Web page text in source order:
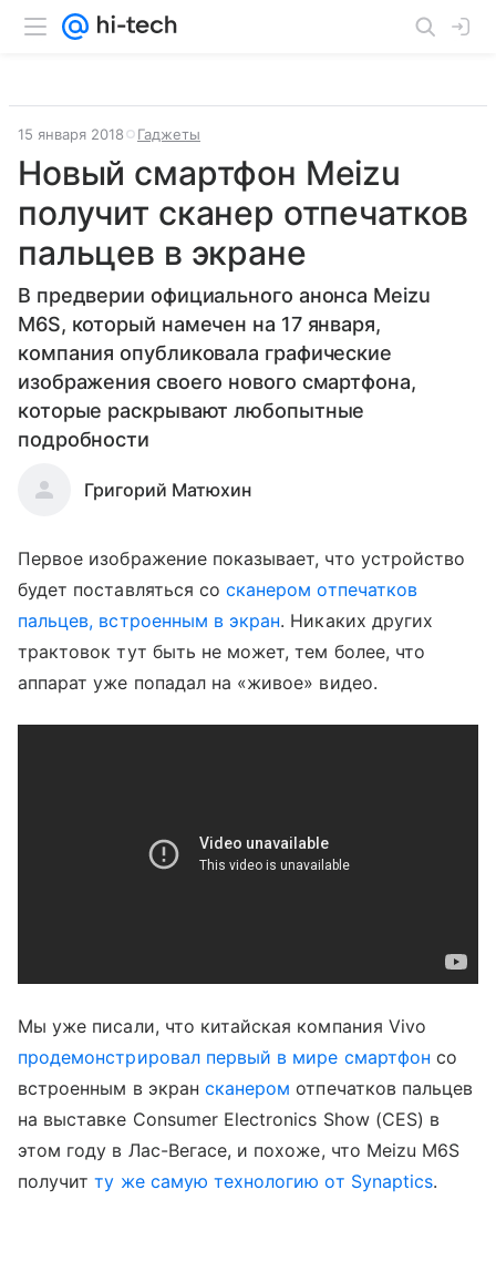
15 января 2018 Гаджеты
Новый смартфон Meizu
получит сканер отпечатков
пальцев в экране
В предверии официального анонса Meizu
M6S, который намечен на 17 января,
компания опубликовала графические
изображения своего нового смартфона,
которые раскрывают любопытные
подробности
Григорий Матюхин
Первое изображение показывает, что устройство
будет поставляться сосканером отпечатков
пальцев, встроенным в экран. Никаких других
трактовок тут быть не может, тем более, что
аппарат уже попадал на «живое» видео.
Мы уже писали, что китайская компания Vivo
продемонстрировал первый в мире смартфон со
встроенным в экран сканером отпечатков пальцев
на выставке Consumer Electronics Show (CES) в
этом году в Лас-Вегасе, и похоже, что Meizu M6S
получитту же самую технологию от Synaptics.